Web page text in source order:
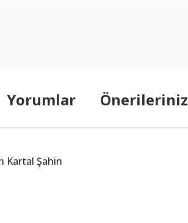
Yorumlar Önerileriniz
Kartal Şahin